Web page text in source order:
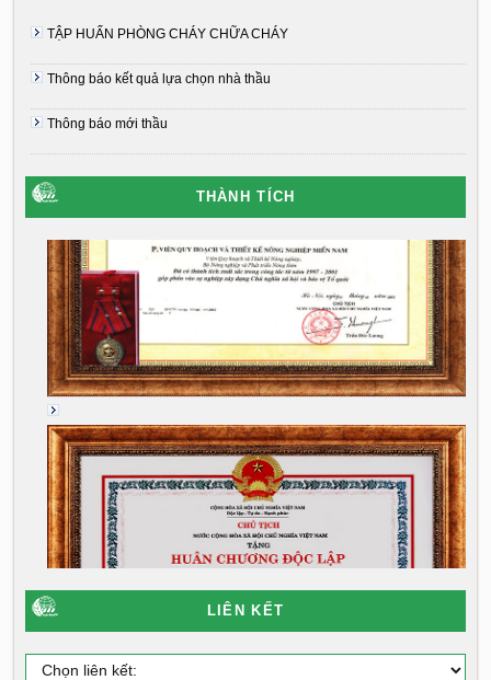
TẬP HUẤN PHÒNG CHÁY CHỮA CHÁY
Thông báo kết quả lựa chọn nhà thầu
Thông báo mới thầu
THÀNH TÍCH
LIÊN KẾT